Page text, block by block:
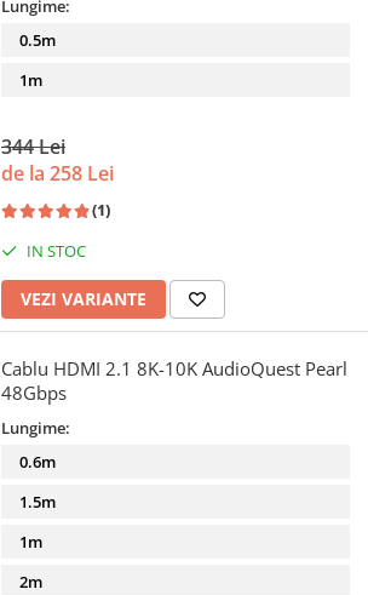
Lungime:
0.5m
1m
344 Lei
de la 258 Lei
(1)
IN STOC
VEZI VARIANTE
Cablu HDMI 2.1 8K-10K AudioQuest Pearl
48Gbps
Lungime:
0.6m
1.5m
1m
2m